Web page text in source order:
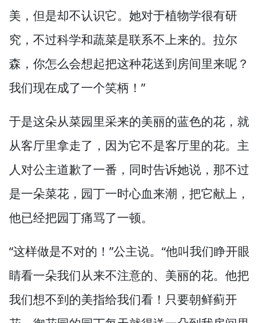
美， 但是却不认识它。 她对于植物学很有研
究， 不过科学和蔬菜是联系不上来的。 拉尔
森， 你怎么会想起把这种花送到房间里来呢？
我们现在成了一个笑柄！”
于是这朵从菜园里采来的美丽的蓝色的花， 就
从客厅里拿走了， 因为它不是客厅里的花。 主
人对公主道歉了一番， 同时告诉她说， 那不过
是一朵菜花， 园丁一时心血来潮， 把它献上，
他已经把园丁痛骂了一顿。
“这样做是不对的！”公主说。 “他叫我们睁开眼
睛看一朵我们从来不注意的、美丽的花。 他把
我们想不到的美指给我们看！ 只要朝鲜蓟开